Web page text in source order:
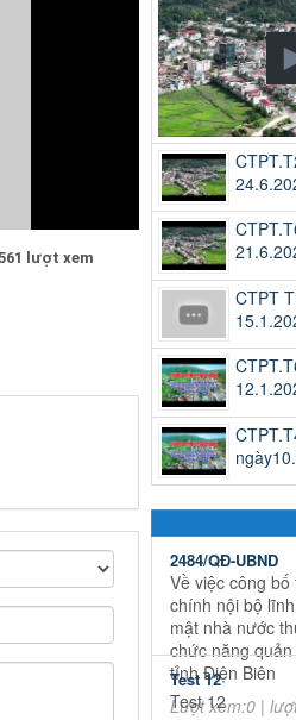
lượt xem
CTPT
2484/QĐ-UBND
Về việc công
chính nội bộ
mật nhà nước
chức năng
tỉnh Điện Biên
Lượt xem:0 |
Test 12
Test 12